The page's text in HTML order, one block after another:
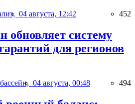
04 августа, 12:42 452
обновляет систему
для регионов
04 августа, 00:48 494